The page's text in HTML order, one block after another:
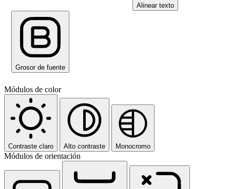
Alinear texto
Grosor de fuente
Módulos de color
Contraste claro Alto contraste Monocromo
Módulos de orientación